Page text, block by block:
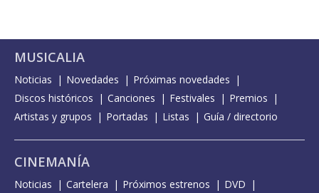
MUSICALIA
Noticias Novedades
Próximas novedades
Discos históricos
Canciones Festivales
Premios
Artistas y grupos
Portadas Listas Guía / directorio
CINEMANÍA
Noticias Cartelera Próximos estrenos
DVD